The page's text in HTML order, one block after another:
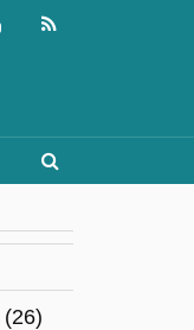
(26)